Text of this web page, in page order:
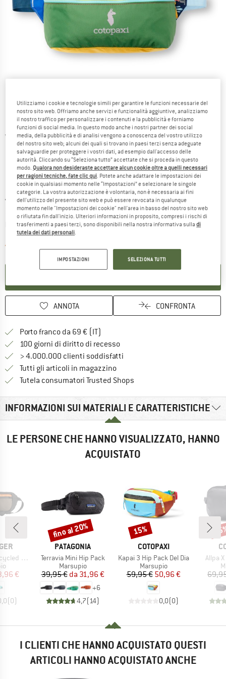
Viste dettagliate
Prezzo originale :
44,95€
Prezzo:
38,21€ incl. IVA
più Spese di spedizioneInformazioni sui costi di spedizione. Si apre in
Articolo purtroppo attualmente esaurito
ANNOTA CONFRONTA
Porto franco da 69 € (IT)
100 giorni di diritto di recessoVai alla politica di recesso qui
> 4.000.000 clienti soddisfatti
Tutti gli articoli in magazzino
Tutela consumatori Trusted Shops
INFORMAZIONI SUI MATERIALI E CARATTERISTICHE
LE PERSONE CHE HANNO VISUALIZZATO, HANNO
ACQUISTATO
Pack 2.0
prodotti
ridotto
€
(0)
MARCHIO
PATAGONIA
Articolo
Terravia Mini Hip Pack
Gruppo di prodotti
Marsupio
Prezzo
39,95 € Prezzo ridotto
da 31,96 €
+6
4,7( 14)
Sconto
fino al 20%
MARCHIO
COTOPAXI
Articolo
Kapai 3 Hip Pack Del Dia
Gruppo di prodotti
Marsupio
Prezzo
59,95 €Prezzo ridotto
50,96 €
0,0(0)
Sconto
15%
Allpa
I CLIENTI CHE HANNO ACQUISTATO QUESTI
ARTICOLI HANNO ACQUISTATO ANCHE
Utilizziamo i cookie e tecnologie simili per garantire le funzioni necessarie del
nostro sito web. Offriamo anche servizi e funzionalità aggiuntive, analizziamo
il nostro traffico per personalizzare i contenuti e la pubblicità e forniamo
funzioni di social media. In questo modo anche i nostri partner dei social
media, della pubblicità e di analisi vengono a conoscenza del vostro utilizzo
del nostro sito web; alcuni dei quali si trovano in paesi terzi senza adeguate
salvaguardie per proteggere i vostri dati, ad esempio dall'accesso delle
autorità. Cliccando su “Seleziona tutto” accettate che si proceda in questo
modo. Qualora non desideraste accettare alcun cookie oltre a quelli necessari
per ragioni tecniche, fate clic qui. Potete anche adattare le impostazioni dei
cookie in qualsiasi momento nelle “Impostazioni” e selezionare le singole
categorie. La vostra autorizzazione è volontaria, non è necessaria ai fini
dell'utilizzo del presente sito web e può essere revocata in qualunque
momento nelle "Impostazioni dei cookie" nell'area in basso del nostro sito web
o rifiutata fin dall'inizio. Ulteriori informazioni in proposito, compresi i rischi di
trasferimenti a paesi terzi, sono disponibili nella nostra informativa sulladi
tutela dei dati personali.
IMPOSTAZIONI SELEZIONA TUTTI